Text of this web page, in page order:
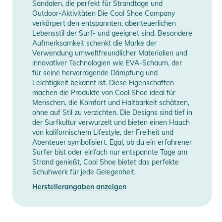
verleiht dem Look einen funkelnden, strahlenden Akzent und
bringt einen Hauch von Glamour in jeden Schritt.
Eigenschaften:
- Moderne Lifestyle Sandale mit urbanem Look für den Alltag
- Anatomisch geformte EVA Sohle mit mehreren Dichten für
Dämpfung und Stabilität
- Leichtes Design für langanhaltenden Tragekomfort
- Riemen aus Kunstleder mit weicher gepolsterter Mikrofaser
- Verstellbare Schnallen für eine individuelle Passform
- Vielseitig geeignet für Stadt, Urlaub und Freizeit
- Stilvolle Farbvarianten inklusive Goldy für einen dezenten
Glamour Look
Produktinformationen und
Sicherheitshinweise
Sandalen, die perfekt für Strandtage und
Outdoor-Aktivitäten Die Cool Shoe Company
verkörpert den entspannten, abenteuerlichen
Lebensstil der Surf- und geeignet sind. Besondere
Aufmerksamkeit schenkt die Marke der
Verwendung umweltfreundlicher Materialien und
innovativer Technologien wie EVA-Schaum, der
für seine hervorragende Dämpfung und
Leichtigkeit bekannt ist. Diese Eigenschaften
machen die Produkte von Cool Shoe ideal für
Menschen, die Komfort und Haltbarkeit schätzen,
ohne auf Stil zu verzichten. Die Designs sind tief in
der Surfkultur verwurzelt und bieten einen Hauch
von kalifornischem Lifestyle, der Freiheit und
Abenteuer symbolisiert. Egal, ob du ein erfahrener
Surfer bist oder einfach nur entspannte Tage am
Strand genießt, Cool Shoe bietet das perfekte
Schuhwerk für jede Gelegenheit.
Herstellerangaben anzeigen